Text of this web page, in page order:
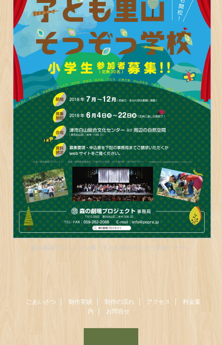
森の劇場プロジェクト様「子ども里山そうぞう学校」チラシ
ごあいさつ 制作実績 制作の流れ アクセス
料金案
内
お問合せ